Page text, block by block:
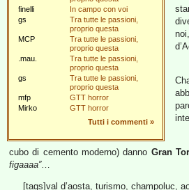
finelli
In campo con voi
gs
Tra tutte le passioni,
proprio questa
MCP
Tra tutte le passioni,
proprio questa
.mau.
Tra tutte le passioni,
proprio questa
gs
Tra tutte le passioni,
proprio questa
mfp
GTT horror
Mirko
GTT horror
Tutti i commenti »
cubo di cemento moderno) danno Gran
figaaaa”…
[tags]val d’aosta, turismo, champoluc,